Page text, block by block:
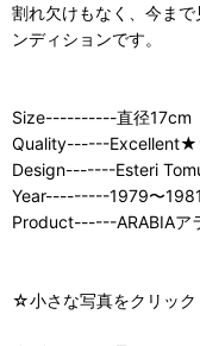
割れ欠けもなく、今ま
ンディションです。
Size----------直径17cm
Quality------
Design-------Esteri
Year---------1979〜
Product------ARABIAア
☆小さな写真をクリック